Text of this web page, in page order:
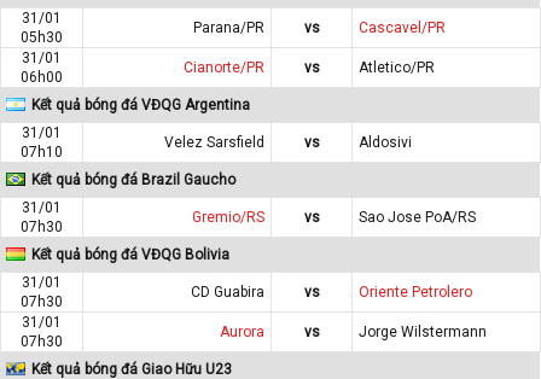
31/01
05h30
Parana/PR vs
Cascavel/PR
31/01
06h00
Cianorte/PR vs Atletico/PR
Kết quả bóng đá VĐQG Argentina
31/01
07h10
Velez Sarsfield vs Aldosivi
Kết quả bóng đá Brazil Gaucho
31/01
07h30
Gremio/RS vs Sao Jose PoA/RS
Kết quả bóng đá VĐQG Bolivia
31/01
07h30
CD Guabira vs
Oriente Petrolero
31/01
07h30
Aurora vs Jorge Wilstermann
Kết quả bóng đá Giao Hữu U23